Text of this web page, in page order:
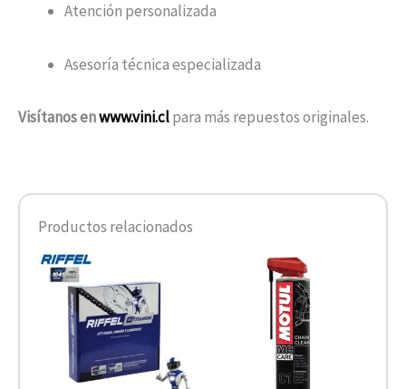
Atención personalizada
Asesoría técnica especializada
Visítanos enwww.vini.clpara más repuestos originales.
Productos relacionados